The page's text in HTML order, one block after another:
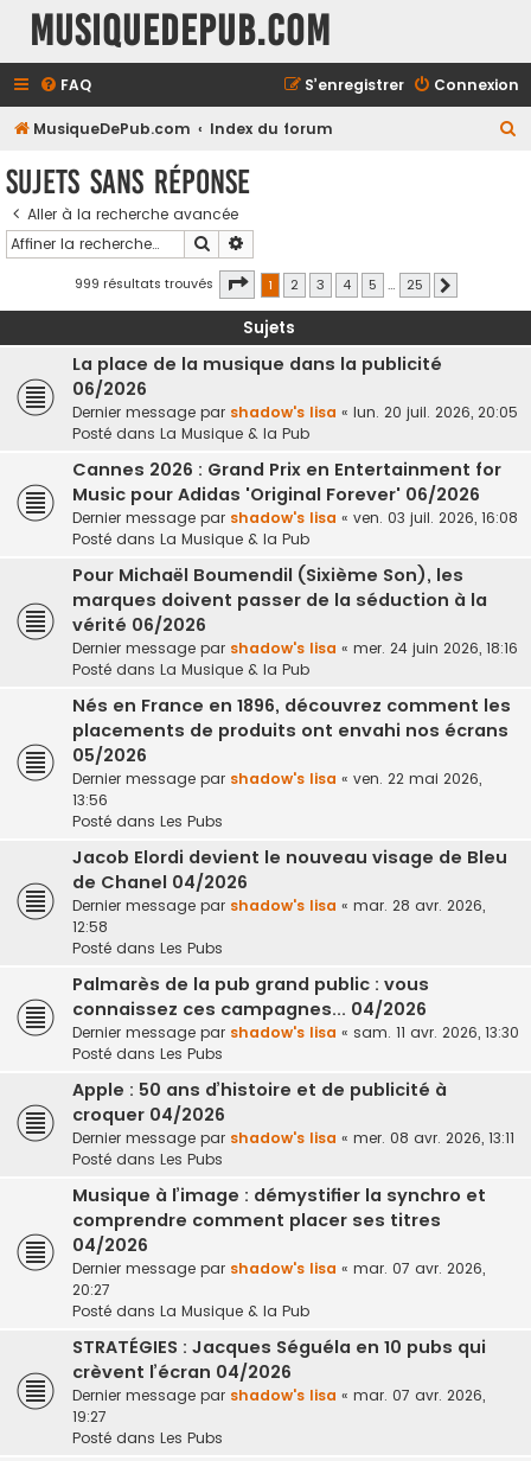
MusiqueDePub.com
FAQ Connexion
S’enregistrer
MusiqueDePub.com Index du forum
c
h
Sujets sans réponse
Aller à la recherche avancée
Rechercher
999 résultats trouvés Page 1sur25
1 2 3 4 5 … 25
Sujets
La place de la musique dans la publicité
06/2026
Dernier message par shadow's lisa « lun. 20 juil. 2026, 20:05
Posté dans La Musique & la Pub
Cannes 2026 : Grand Prix en Entertainment for
Music pour Adidas 'Original Forever' 06/2026
Dernier message par shadow's lisa « ven. 03 juil. 2026, 16:08
Posté dans La Musique & la Pub
Pour Michaël Boumendil (Sixième Son), les
marques doivent passer de la séduction à la
vérité 06/2026
Dernier message par shadow's lisa « mer. 24 juin 2026, 18:16
Posté dans La Musique & la Pub
Nés en France en 1896, découvrez comment les
placements de produits ont envahi nos écrans
05/2026
Dernier message par shadow's lisa « ven. 22 mai 2026,
13:56
Posté dans Les Pubs
Jacob Elordi devient le nouveau visage de Bleu
de Chanel 04/2026
Dernier message par shadow's lisa « mar. 28 avr. 2026,
12:58
Posté dans Les Pubs
Palmarès de la pub grand public : vous
connaissez ces campagnes... 04/2026
Dernier message par shadow's lisa « sam. 11 avr. 2026, 13:30
Posté dans Les Pubs
Apple : 50 ans d’histoire et de publicité à
croquer 04/2026
Dernier message par shadow's lisa « mer. 08 avr. 2026, 13:11
Posté dans Les Pubs
Musique à l’image : démystifier la synchro et
comprendre comment placer ses titres
04/2026
Dernier message par shadow's lisa « mar. 07 avr. 2026,
20:27
Posté dans La Musique & la Pub
STRATÉGIES : Jacques Séguéla en 10 pubs qui
crèvent l’écran 04/2026
Dernier message par shadow's lisa « mar. 07 avr. 2026,
19:27
Posté dans Les Pubs